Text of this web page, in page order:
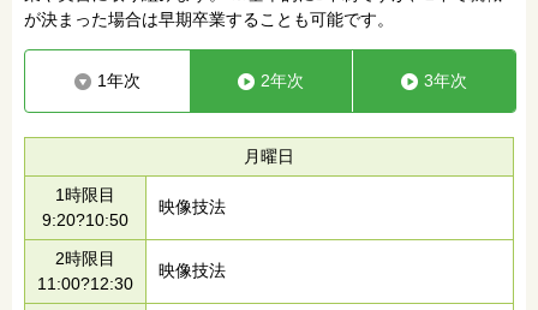
が決まった場合は早期卒業することも可能です。
1年次 2年次 3年次
月曜日
1時限目
9:20?10:50
映像技法
2時限目
11:00?12:30
映像技法